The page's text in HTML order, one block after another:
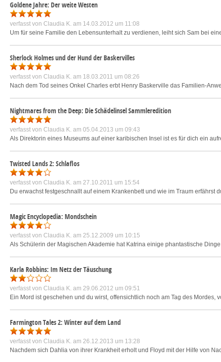
Goldene Jahre: Der weite Westen
verfasst von Claudia K. am 14.03.2012 um 11:08
Um für seine Familie den Lebensunterhalt zu verdienen, leiht sich Sam bei
Sherlock Holmes und der Hund der Baskervilles
verfasst von Claudia K. am 18.03.2011 um 08:26
Nach dem Tod seines Onkel Charles erbt Henry Baskerville das Familien-
Nightmares from the Deep: Die Schädelinsel Sammleredition
verfasst von Claudia K. am 05.04.2013 um 09:43
Als Direktorin eines Museums auf einer karibischen Insel ist es für dich ein
Twisted Lands 2: Schlaflos
verfasst von Claudia K. am 27.10.2011 um 15:54
Du erwachst festgeschnallt auf einem Krankenbett und wie im Traum
Magic Encyclopedia: Mondschein
verfasst von Claudia K. am 25.12.2009 um 10:15
Als Schülerin der Magischen Akademie hat Katrina einige phantastische
Karla Robbins: Im Netz der Täuschung
verfasst von Claudia K. am 29.06.2012 um 09:51
Ein Mord ist geschehen und du wirst, offensichtlich noch am Tag des
Farmington Tales 2: Winter auf dem Land
verfasst von Claudia K. am 26.12.2013 um 13:28
Nachdem sich Dahlia von ihrer Krankheit erholt und Floyd mit der Hilfe von